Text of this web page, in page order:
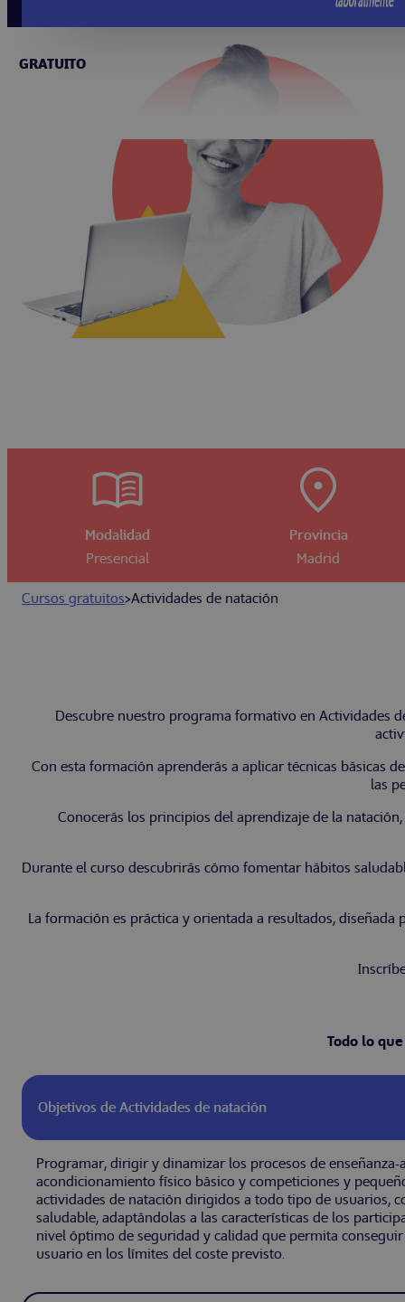
GRATUITO
Modalidad
Presencial
Provincia
Madrid
Cursos gratuitos>Actividades de natación
Descubre nuestro programa formativo en Actividades
Con esta formación aprenderás a aplicar técnicas básicas
las
Conocerás los principios del aprendizaje de la
Durante el curso descubrirás cómo fomentar hábitos
La formación es práctica y orientada a resultados,
Todo lo
Objetivos de Actividades de natación
Programar, dirigir y dinamizar los procesos de enseñanza-
acondicionamiento físico básico y competiciones y
actividades de natación dirigidos a todo tipo de usuarios,
saludable, adaptándolas a las características de los
nivel óptimo de seguridad y calidad que permita
usuario en los límites del coste previsto.